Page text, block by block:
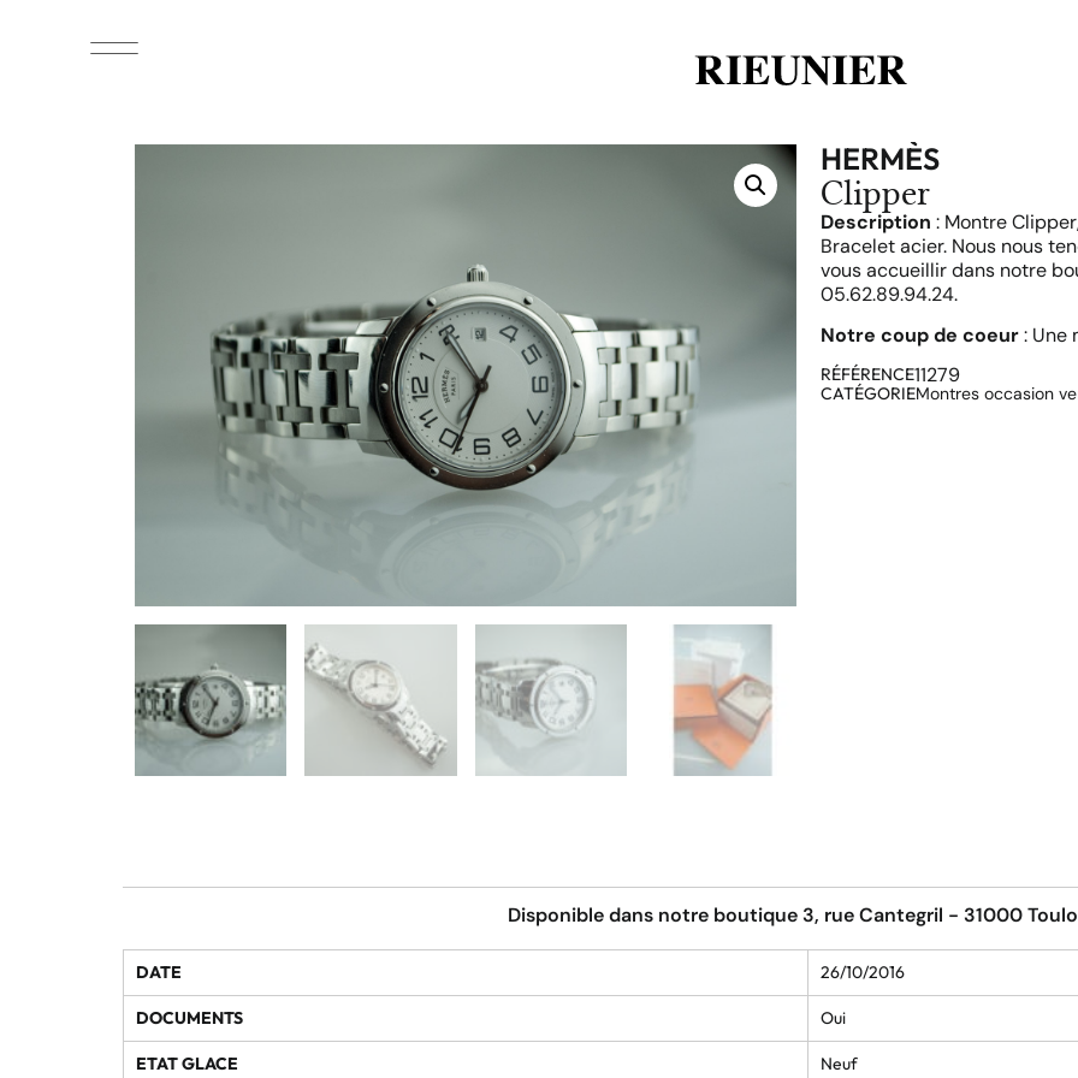
HERMÈS
Clipper
Description : Montre
Bracelet acier. Nous nous
vous accueillir dans notre
05.62.89.94.24.
Notre coup de coeur: Une
RÉFÉRENCE11279
CATÉGORIEMontres occasion
Disponible dans notre boutique 3, rue Cantegril - 31000
DATE 26/10/2016
DOCUMENTS Oui
ETAT GLACE Neuf